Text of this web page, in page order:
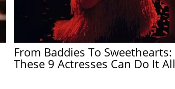
From Baddies To Sweethearts:
These 9 Actresses Can Do It All